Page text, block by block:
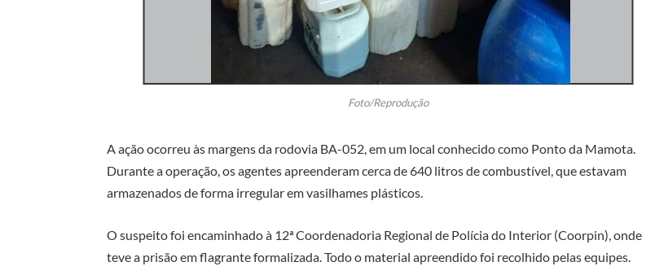
Foto/Reprodução
A ação ocorreu às margens da rodovia BA-052, em um local conhecido como Ponto da Mamota.
Durante a operação, os agentes apreenderam cerca de 640 litros de combustível, que estavam
armazenados de forma irregular em vasilhames plásticos.
O suspeito foi encaminhado à 12ª Coordenadoria Regional de Polícia do Interior (Coorpin), onde
teve a prisão em flagrante formalizada. Todo o material apreendido foi recolhido pelas equipes.